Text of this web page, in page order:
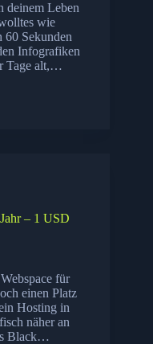
deinem Leben
wie
60 Sekunden
Infografiken
Tage alt,…
– 1 USD
für
einen Platz
Hosting in
näher an
Black…